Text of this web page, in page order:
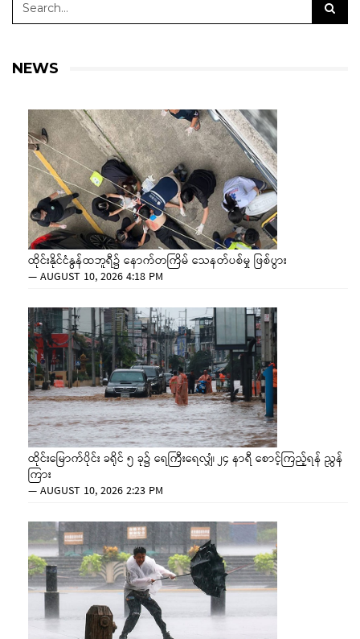
NEWS
ထိုင်းနိုင်ငံနွန်ထဘူရီ၌ နောက်တကြိမ် သေနတ်ပစ်မှု ဖြစ်ပွား
—AUGUST 10, 2026 4:18 PM
ထိုင်းမြောက်ပိုင်း ခရိုင် ၅ ခု၌ ရေကြီးရေလျှံ၊ ၂၄ နာရီ စောင့်ကြည့်ရန် ညွှန်
ကြား
—AUGUST 10, 2026 2:23 PM